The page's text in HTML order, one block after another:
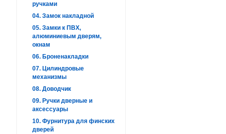
ручками
04. Замок накладной
05. Замки к ПВХ,
алюминиевым дверям,
окнам
06. Броненакладки
07. Цилиндровые
механизмы
08. Доводчик
09. Ручки дверные и
аксессуары
10. Фурнитура для финских
дверей